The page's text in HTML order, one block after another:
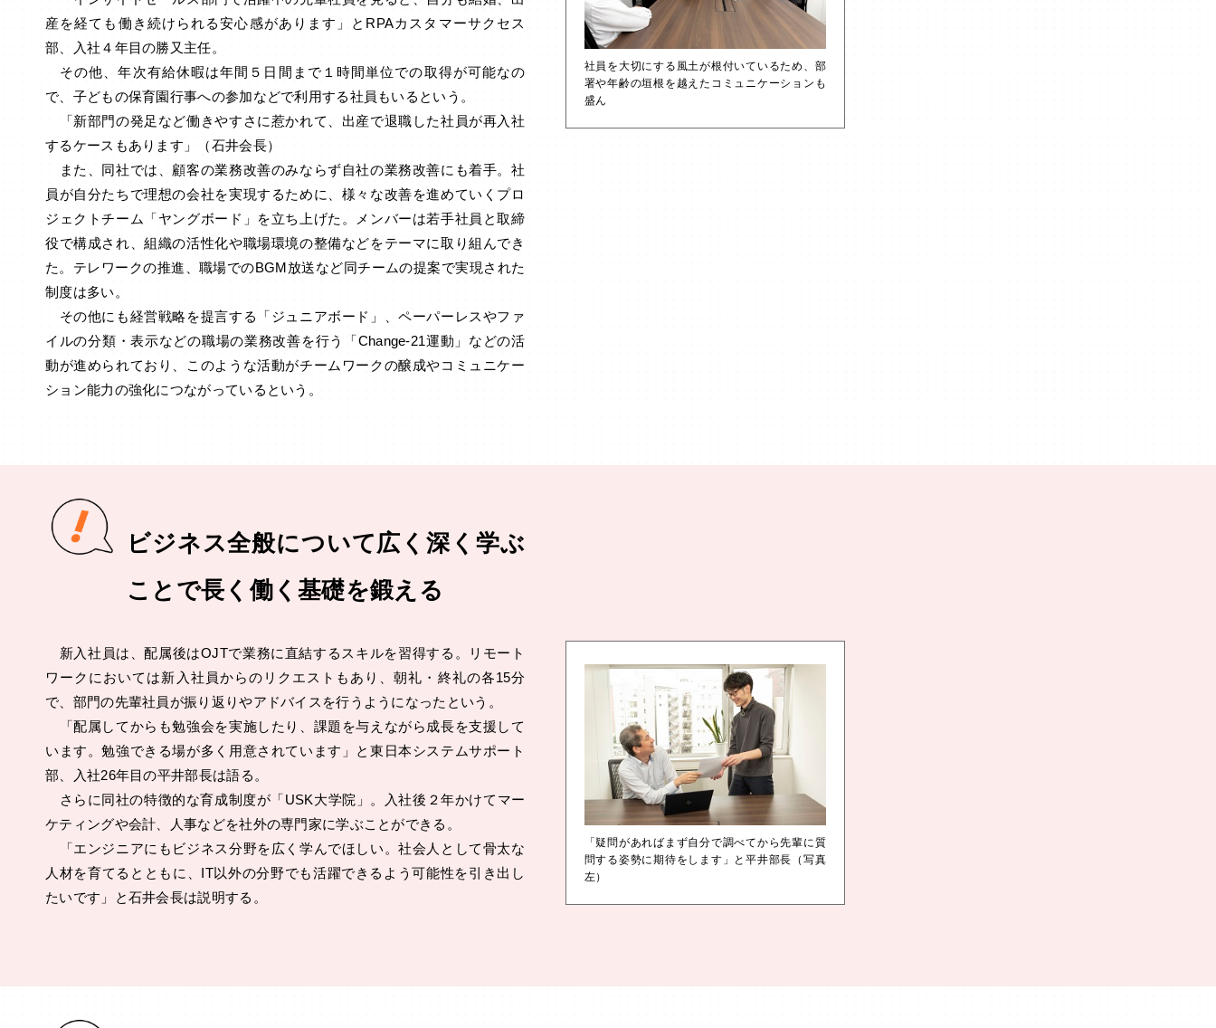
産を経ても働き続けられる安心感があります」とRPAカスタマーサクセス
部、入社４年目の勝又主任。
その他、年次有給休暇は年間５日間まで１時間単位での取得が可能なの
で、子どもの保育園行事への参加などで利用する社員もいるという。
「新部門の発足など働きやすさに惹かれて、出産で退職した社員が再入社
するケースもあります」（石井会長）
また、同社では、顧客の業務改善のみならず自社の業務改善にも着手。社
員が自分たちで理想の会社を実現するために、様々な改善を進めていくプロ
ジェクトチーム「ヤングボード」を立ち上げた。メンバーは若手社員と取締
役で構成され、組織の活性化や職場環境の整備などをテーマに取り組んでき
た。テレワークの推進、職場でのBGM放送など同チームの提案で実現された
制度は多い。
その他にも経営戦略を提言する「ジュニアボード」、ペーパーレスやファ
イルの分類・表示などの職場の業務改善を行う「Change-21運動」などの活
動が進められており、このような活動がチームワークの醸成やコミュニケー
ション能力の強化につながっているという。
社員を大切にする風土が根付いているため、部
署や年齢の垣根を越えたコミュニケーションも
盛ん
ビジネス全般について広く深く学ぶ
ことで長く働く基礎を鍛える
新入社員は、配属後はOJTで業務に直結するスキルを習得する。リモート
ワークにおいては新入社員からのリクエストもあり、朝礼・終礼の各15分
で、部門の先輩社員が振り返りやアドバイスを行うようになったという。
「配属してからも勉強会を実施したり、課題を与えながら成長を支援して
います。勉強できる場が多く用意されています」と東日本システムサポート
部、入社26年目の平井部長は語る。
さらに同社の特徴的な育成制度が「USK大学院」。入社後２年かけてマー
ケティングや会計、人事などを社外の専門家に学ぶことができる。
「エンジニアにもビジネス分野を広く学んでほしい。社会人として骨太な
人材を育てるとともに、IT以外の分野でも活躍できるよう可能性を引き出し
たいです」と石井会長は説明する。
「疑問があればまず自分で調べてから先輩に質
問する姿勢に期待をします」と平井部長（写真
左）